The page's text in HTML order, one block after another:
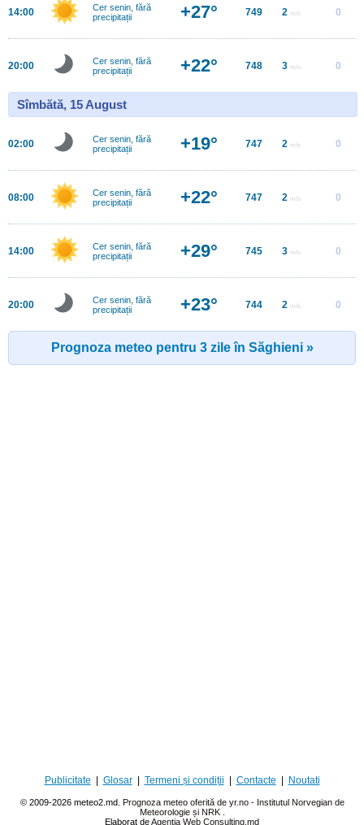
14:00
Cer senin, fără
precipitații
+27° 749 2 m/s 0
20:00
Cer senin, fără
precipitații
+22° 748 3 m/s 0
Sîmbătă, 15 August
02:00
Cer senin, fără
precipitații
+19° 747 2 m/s 0
08:00
Cer senin, fără
precipitații
+22° 747 2 m/s 0
14:00
Cer senin, fără
precipitații
+29° 745 3 m/s 0
20:00
Cer senin, fără
precipitații
+23° 744 2 m/s 0
Prognoza meteo pentru 3 zile în Săghieni »
Publicitate Glosar| Termeni și condiții Contacte Noutati
© 2009-2026 meteo2.md. Prognoza meteo oferită de yr.no - Institutul Norvegian de
Meteorologie și NRK
Elaborat deAgentia Web Consulting.md